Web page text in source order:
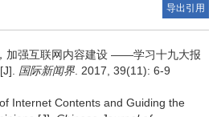
导出引用
加强互联网内容建设 ——学习十九大报
国际新闻界 . 2017, 39(11): 6-9
Internet Contents and Guiding the